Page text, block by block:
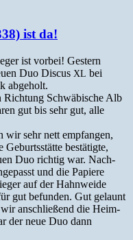
ist da!
ist vor­bei! Gestern
Duo Dis­cus XL bei
abgeholt.
Schwäbis­che Alb
gut bis sehr gut, alle
wir sehr nett emp­fan­gen,
bestätigte,
Duo richtig war. Nach­
und die Papiere
auf der Hah­n­wei­de
gut befun­den. Gut gelaunt
anschließend die Heim­
der neue Duo dann